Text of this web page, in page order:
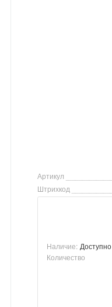
Артикул
Штрихкод
Наличие: Доступно
Количество